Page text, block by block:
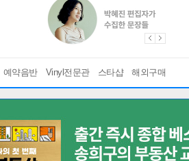
예약음반 Vinyl전문관 스타샵 해외구매